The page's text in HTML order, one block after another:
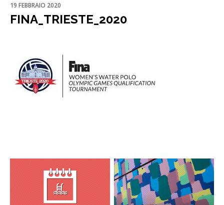
19 FEBBRAIO 2020
FINA_TRIESTE_2020